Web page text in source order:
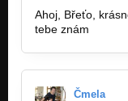
Ahoj, Břeťo,
tebe znám
Čmela